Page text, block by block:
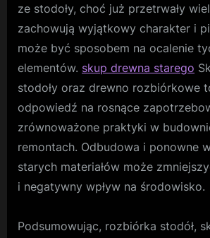
ze stodoły, choć już przetrwały
zachowują wyjątkowy charakter i
może być sposobem na ocalenie
elementów. skup drewna starego
stodoły oraz drewno rozbiórkowe
odpowiedź na rosnące
zrównoważone praktyki w
remontach. Odbudowa i ponowne
starych materiałów może
i negatywny wpływ na środowisko.
Podsumowując, rozbiórka stodół,